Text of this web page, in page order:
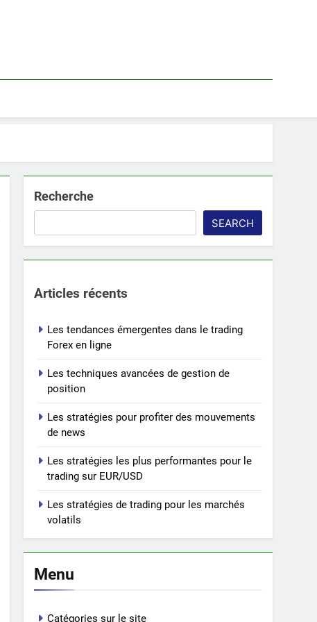
Recherche
SEARCH
Articles récents
Les tendances émergentes dans le trading
Forex en ligne
Les techniques avancées de gestion de
position
Les stratégies pour profiter des mouvements
de news
Les stratégies les plus performantes pour le
trading sur EUR/USD
Les stratégies de trading pour les marchés
volatils
Menu
Catégories sur le site